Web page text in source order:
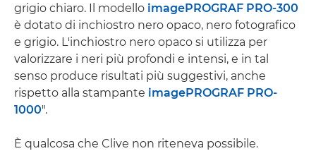
grigio chiaro. Il modello imagePROGRAF PRO-300
è dotato di inchiostro nero opaco, nero fotografico
e grigio. L'inchiostro nero opaco si utilizza per
valorizzare i neri più profondi e intensi, e in tal
senso produce risultati più suggestivi, anche
rispetto alla stampante imagePROGRAF PRO-
1000".
È qualcosa che Clive non riteneva possibile.